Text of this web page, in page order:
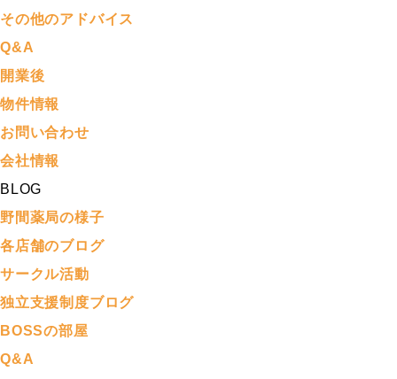
その他のアドバイス
Q&A
開業後
物件情報
お問い合わせ
会社情報
BLOG
野間薬局の様子
各店舗のブログ
サークル活動
独立支援制度ブログ
BOSSの部屋
Q&A